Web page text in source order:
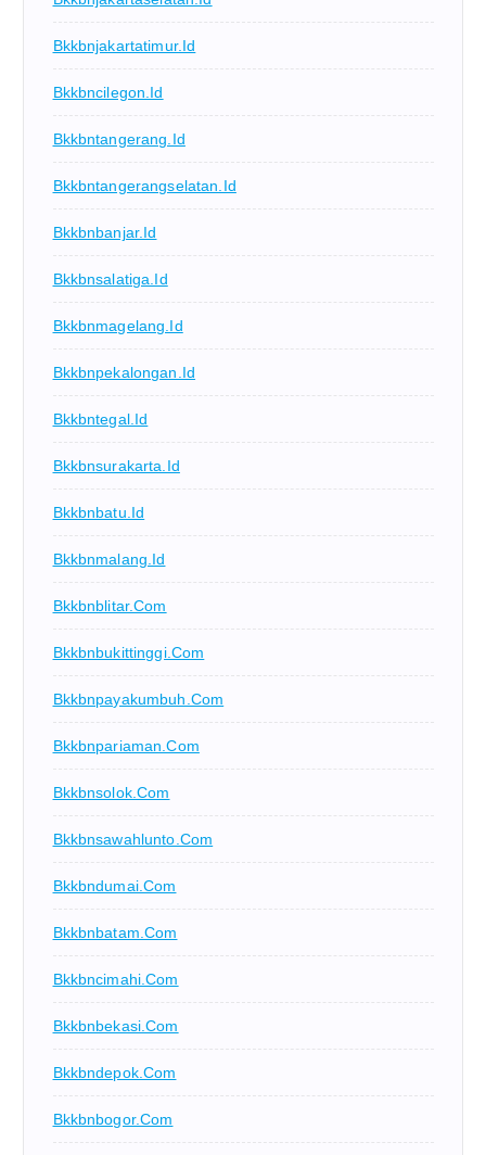
Bkkbnjakartatimur.id
Bkkbncilegon.id
Bkkbntangerang.id
Bkkbntangerangselatan.id
Bkkbnbanjar.id
Bkkbnsalatiga.id
Bkkbnmagelang.id
Bkkbnpekalongan.id
Bkkbntegal.id
Bkkbnsurakarta.id
Bkkbnbatu.id
Bkkbnmalang.id
Bkkbnblitar.com
Bkkbnbukittinggi.com
Bkkbnpayakumbuh.com
Bkkbnpariaman.com
Bkkbnsolok.com
Bkkbnsawahlunto.com
Bkkbndumai.com
Bkkbnbatam.com
Bkkbncimahi.com
Bkkbnbekasi.com
Bkkbndepok.com
Bkkbnbogor.com